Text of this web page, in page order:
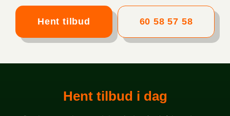
Hent tilbud 60 58 57 58
Hent tilbud i dag